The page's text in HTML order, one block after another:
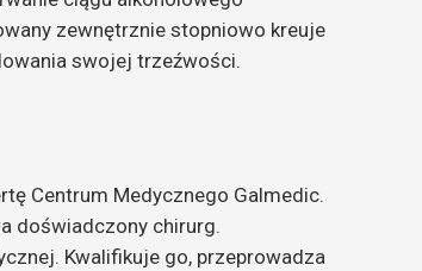
zewnętrznie stopniowo kreuje
swojej trzeźwości.
Centrum Medycznego Galmedic.
doświadczony chirurg.
Kwalifikuje go, przeprowadza